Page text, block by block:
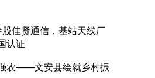
佳贤通信，基站天线厂
认证
农——文安县绘就乡村振